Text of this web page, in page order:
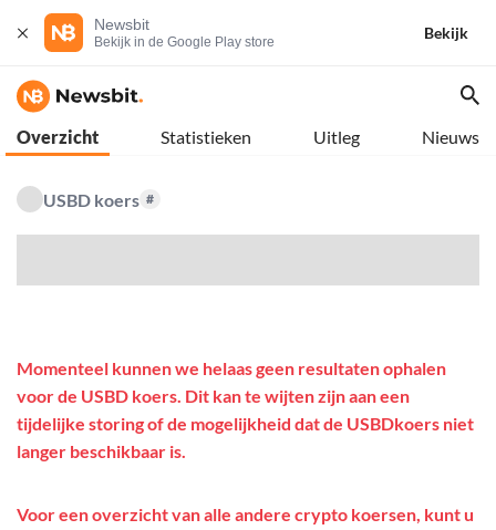
Newsbit
Bekijk in de Google Play store
Bekijk
Overzicht Statistieken Uitleg Nieuws
USBD koers #
Momenteel kunnen we helaas geen resultaten ophalen
voor de USBD koers. Dit kan te wijten zijn aan een
tijdelijke storing of de mogelijkheid dat de USBDkoers niet
langer beschikbaar is.
Voor een overzicht van alle andere crypto koersen, kunt u